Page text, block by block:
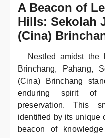
A Beacon of
Hills: Sekolah
(Cina)
Nestled amidst the
Brinchang, Pahang,
(Cina) Brinchang
enduring spirit of
preservation. This
identified by its unique
beacon of